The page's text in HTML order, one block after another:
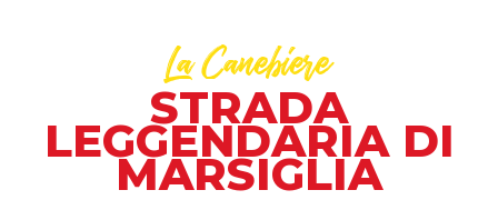
La Canebiere
STRADA
LEGGENDARIA DI
MARSIGLIA